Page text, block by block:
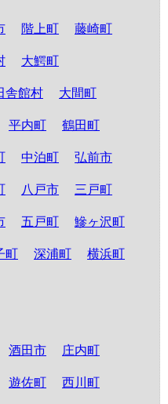
階上町 藤崎町
大鰐町
舎館村 大間町
平内町 鶴田町
中泊町 弘前市
八戸市 三戸町
五戸町 鰺ヶ沢町
町 深浦町 横浜町
酒田市 庄内町
遊佐町 西川町